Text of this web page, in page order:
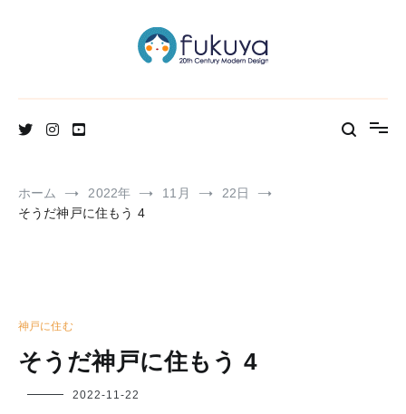
ホーム 2022年 11月
22日
そうだ神戸に住もう 4
神戸に住む
そうだ神戸に住もう 4
フ
2022-11-22